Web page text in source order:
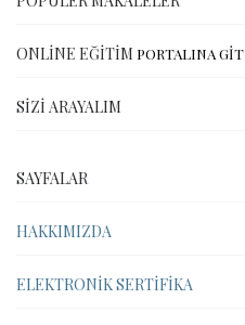
ONLINE EĞITIM PORTALINA GİT
SIZI ARAYALIM
SAYFALAR
HAKKIMIZDA
ELEKTRONIK SERTIFIKA